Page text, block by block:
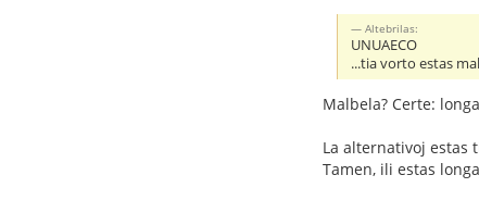
Altebrilas:
UNUAECO
...tia vorto estas
Malbela? Certe:
La alternativoj estas
Tamen, ili estas